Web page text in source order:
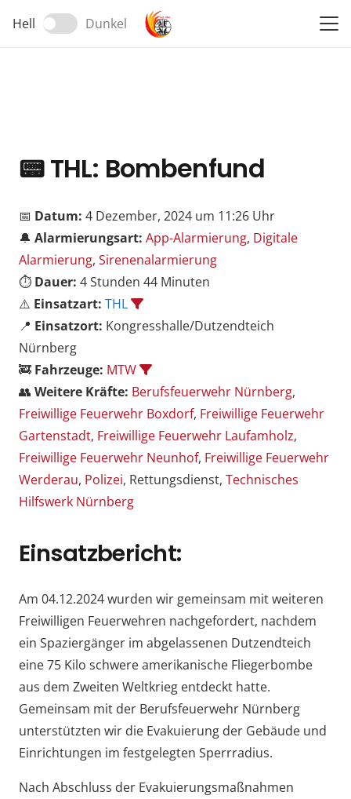
Hell Dunkel
📟THL: Bombenfund
📅 Datum: 4 Dezember, 2024 um 11:26 Uhr
🔔 Alarmierungsart: App-Alarmierung, Digitale
Alarmierung, Sirenenalarmierung
⏱️ Dauer: 4 Stunden 44 Minuten
⚠️ Einsatzart: THL
📍 Einsatzort: Kongresshalle/Dutzendteich
Nürnberg
🚒 Fahrzeuge: MTW
👥 Weitere Kräfte: Berufsfeuerwehr Nürnberg,
Freiwillige Feuerwehr Boxdorf, Freiwillige Feuerwehr
Gartenstadt, Freiwillige Feuerwehr Laufamholz,
Freiwillige Feuerwehr Neunhof, Freiwillige Feuerwehr
Werderau, Polizei, Rettungsdienst, Technisches
Hilfswerk Nürnberg
Einsatzbericht:
Am 04.12.2024 wurden wir gemeinsam mit weiteren
Freiwilligen Feuerwehren nachgefordert, nachdem
ein Spaziergänger im abgelassenen Dutzendteich
eine 75 Kilo schwere amerikanische Fliegerbombe
aus dem Zweiten Weltkrieg entdeckt hatte.
Gemeinsam mit der Berufsfeuerwehr Nürnberg
unterstützten wir die Evakuierung der Gebäude und
Einrichtungen im festgelegten Sperrradius.
Nach Abschluss der Evakuierungsmaßnahmen